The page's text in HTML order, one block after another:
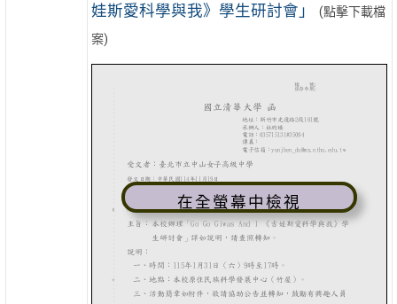
娃斯愛科學與我》學生研討會」
(點擊下載檔
案)
在全螢幕中檢視